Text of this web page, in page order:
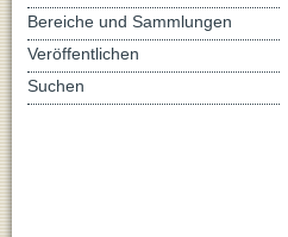
Bereiche und Sammlungen
Veröffentlichen
Suchen